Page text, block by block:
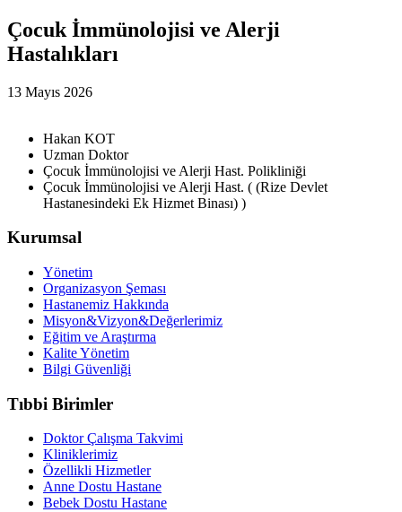
Çocuk İmmünolojisi ve Alerji
Hastalıkları
13 Mayıs 2026
Hakan KOT
Uzman Doktor
Çocuk İmmünolojisi ve Alerji Hast. Polikliniği
Çocuk İmmünolojisi ve Alerji Hast. ( (Rize Devlet
Hastanesindeki Ek Hizmet Binası) )
Kurumsal
Yönetim
Organizasyon Şeması
Hastanemiz Hakkında
Misyon&Vizyon&Değerlerimiz
Eğitim ve Araştırma
Kalite Yönetim
Bilgi Güvenliği
Tıbbi Birimler
Doktor Çalışma Takvimi
Kliniklerimiz
Özellikli Hizmetler
Anne Dostu Hastane
Bebek Dostu Hastane